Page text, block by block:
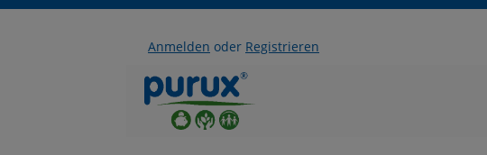
Zur Hauptnavigation springen
Anmelden oder Registrieren